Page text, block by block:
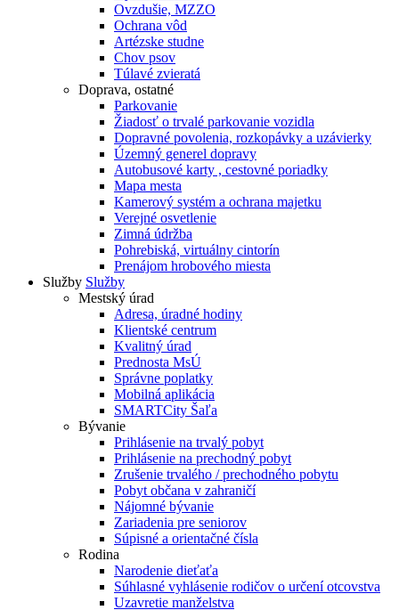
Ovzdušie, MZZO
Ochrana vôd
Artézske studne
Chov psov
Túlavé zvieratá
Doprava, ostatné
Parkovanie
Žiadosť o trvalé parkovanie vozidla
Dopravné povolenia, rozkopávky a uzávierky
Územný generel dopravy
Autobusové karty , cestovné poriadky
Mapa mesta
Kamerový systém a ochrana majetku
Verejné osvetlenie
Zimná údržba
Pohrebiská, virtuálny cintorín
Prenájom hrobového miesta
Služby Služby
Mestský úrad
Adresa, úradné hodiny
Klientské centrum
Kvalitný úrad
Prednosta MsÚ
Správne poplatky
Mobilná aplikácia
SMARTCity Šaľa
Bývanie
Prihlásenie na trvalý pobyt
Prihlásenie na prechodný pobyt
Zrušenie trvalého / prechodného pobytu
Pobyt občana v zahraničí
Nájomné bývanie
Zariadenia pre seniorov
Súpisné a orientačné čísla
Rodina
Narodenie dieťaťa
Súhlasné vyhlásenie rodičov o určení otcovstva
Uzavretie manželstva